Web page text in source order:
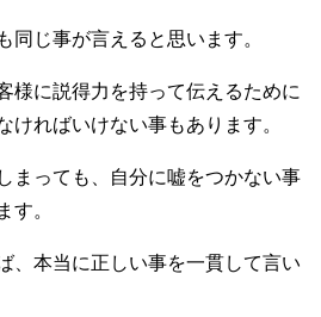
同じ事が言えると思います。
様に説得力を持って伝えるために
ければいけない事もあります。
まっても、自分に嘘をつかない事
。
、本当に正しい事を一貫して言い